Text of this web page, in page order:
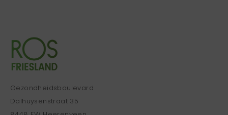
Gezondheidsboulevard
Dalhuysenstraat 35